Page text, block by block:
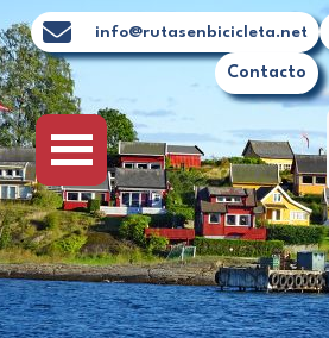
al
contenido
info@rutasenbicicleta.net
Contacto